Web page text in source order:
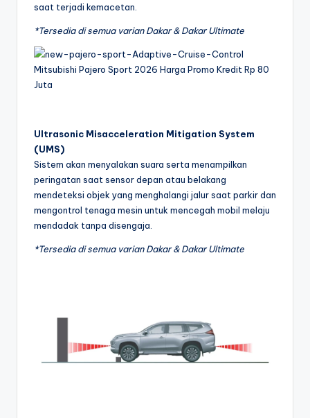
saat terjadi kemacetan.
*Tersedia di semua varian Dakar & Dakar Ultimate
Ultrasonic Misacceleration Mitigation System
(UMS)
Sistem akan menyalakan suara serta menampilkan
peringatan saat sensor depan atau belakang
mendeteksi objek yang menghalangi jalur saat parkir dan
mengontrol tenaga mesin untuk mencegah mobil melaju
mendadak tanpa disengaja.
*Tersedia di semua varian Dakar & Dakar Ultimate